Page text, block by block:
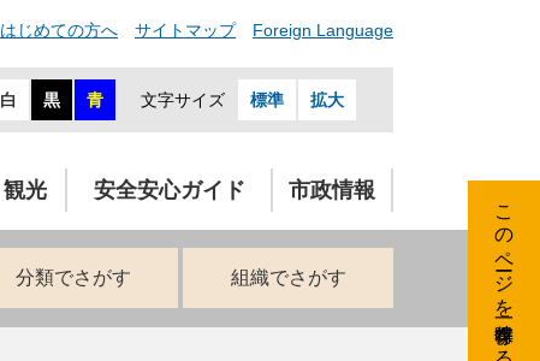
はじめての方へ サイトマップ Foreign Language
白 黒 青 文字サイズ 標準 拡大
光 安全安心ガイド 市政情報
分類でさがす 組織でさがす このページを一時保存する